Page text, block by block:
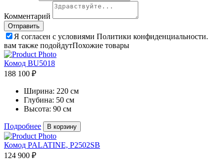
Комментарий
Я согласен с условиями Политики конфиденциальности.
вам также подойдутПохожие товары
Комод BU5018
188 100 ₽
Ширина: 220 см
Глубина: 50 см
Высота: 90 см
Подробнее В корзину
Комод PALATINE, P2502SB
124 900 ₽